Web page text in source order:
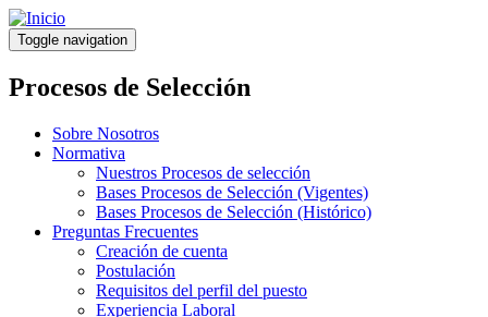
Pasar
al
contenido
principal
Toggle navigation
Procesos de Selección
Sobre Nosotros
Normativa
Nuestros Procesos de selección
Bases Procesos de Selección (Vigentes)
Bases Procesos de Selección (Histórico)
Preguntas Frecuentes
Creación de cuenta
Postulación
Requisitos del perfil del puesto
Experiencia Laboral